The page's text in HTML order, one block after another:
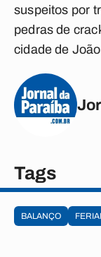
suspeitos por
pedras de
cidade de
Tags
BALANÇO